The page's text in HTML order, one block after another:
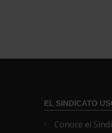
EL SINDICATO
Conoce el